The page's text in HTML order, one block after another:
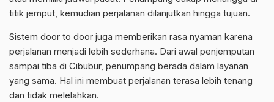
titik jemput, kemudian perjalanan dilanjutkan hingga tujuan.
Sistem door to door juga memberikan rasa nyaman karena
perjalanan menjadi lebih sederhana. Dari awal penjemputan
sampai tiba di Cibubur, penumpang berada dalam layanan
yang sama. Hal ini membuat perjalanan terasa lebih tenang
dan tidak melelahkan.